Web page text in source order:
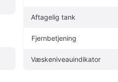
Aftagelig tank
Fjernbetjening
Væskeniveauindikator